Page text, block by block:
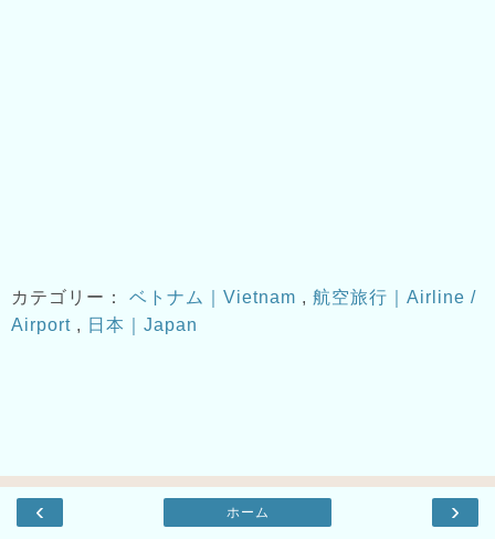
カテゴリー： ベトナム｜Vietnam , 航空旅行｜Airline /
Airport , 日本｜Japan
‹ ›
ホーム